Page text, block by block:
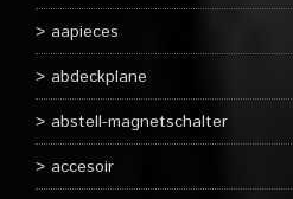
aapieces
abdeckplane
abstell-magnetschalter
accesoir